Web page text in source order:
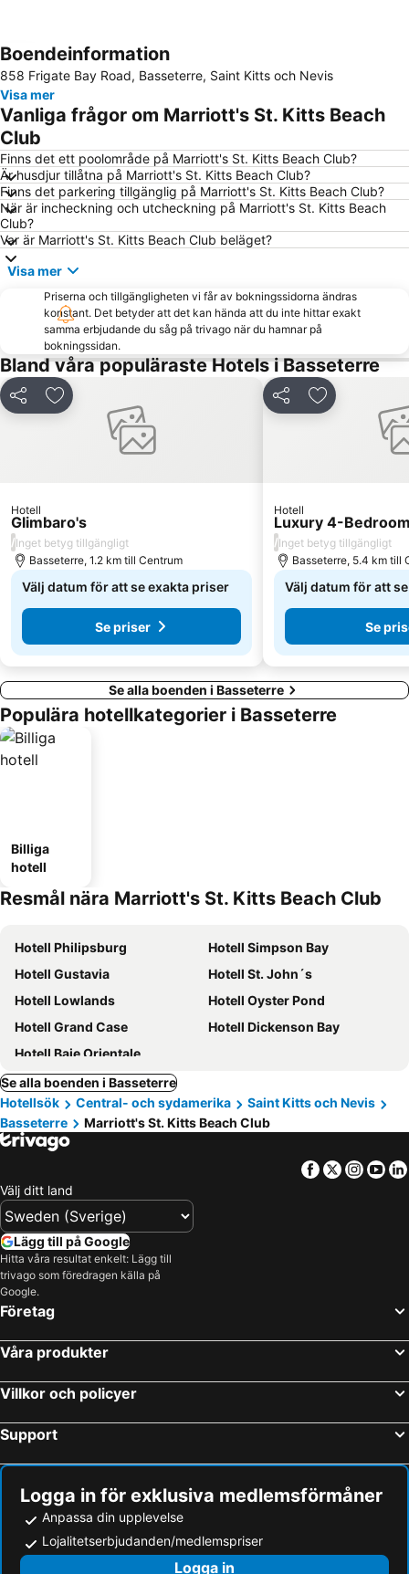
Förstora kartan
Boendeinformation
858 Frigate Bay Road, Basseterre, Saint Kitts och Nevis
Visa mer
Vanliga frågor om Marriott's St. Kitts Beach
Club
Finns det ett poolområde på Marriott's St. Kitts Beach Club?
Är husdjur tillåtna på Marriott's St. Kitts Beach Club?
Finns det parkering tillgänglig på Marriott's St. Kitts Beach Club?
När är incheckning och utcheckning på Marriott's St. Kitts Beach
Club?
Var är Marriott's St. Kitts Beach Club beläget?
Visa mer
Priserna och tillgängligheten vi får av bokningssidorna ändras
konstant. Det betyder att det kan hända att du inte hittar exakt
samma erbjudande du såg på trivago när du hamnar på
bokningssidan.
Bland våra populäraste Hotels i Basseterre
Dela Lägg till i Mina Favoriter
Hotell
Glimbaro's
/Inget betyg tillgängligt
Basseterre, 1.2 km till Centrum
Välj datum för att se exakta priser
Se priser
Dela Lägg till i
Hotell
Luxury 4-
/Inget betyg tillgängligt
Basseterre, 5.4 km till
Välj datum för att
Se
Se alla boenden i Basseterre
Populära hotellkategorier i Basseterre
Billiga
hotell
Resmål nära Marriott's St. Kitts Beach Club
Hotell Philipsburg
Hotell Simpson Bay
Hotell Gustavia
Hotell St. John´s
Hotell Lowlands
Hotell Oyster Pond
Hotell Grand Case
Hotell Dickenson Bay
Hotell Baie Orientale
Se alla boenden i Basseterre
Hotellsök
Central- och sydamerika
Saint Kitts och Nevis
Basseterre
Marriott's St. Kitts Beach Club
Facebook
Twitter
Välj ditt land
Lägg till på Google
Hitta våra resultat enkelt: Lägg till
trivago som föredragen källa på
Google.
Företag
Våra produkter
Villkor och policyer
Support
Logga in för exklusiva medlemsförmåner
Anpassa din upplevelse
Lojalitetserbjudanden/medlemspriser
Logga in